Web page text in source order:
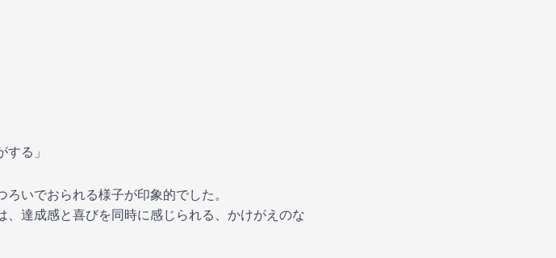
る」
いでおられる様子が印象的でした。
達成感と喜びを同時に感じられる、かけがえのな